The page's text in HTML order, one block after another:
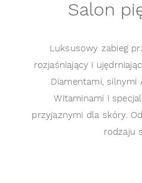
Salon
Luksusowy zabieg
rozjaśniający i
Diamentami, silnymi
Witaminami i
przyjaznymi dla skóry.
rodzaju